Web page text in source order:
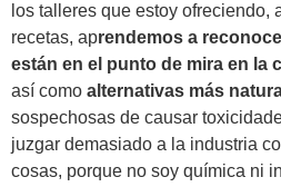
los talleres que estoy ofreciendo,
recetas, aprendemos a
están en el punto de mira en la
así como alternativas más
sospechosas de causar
juzgar demasiado a la industria
cosas, porque no soy química ni